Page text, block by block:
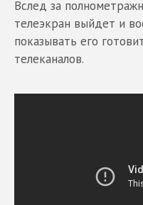
Вслед за
телеэкран выйдет и
показывать его
телеканалов.